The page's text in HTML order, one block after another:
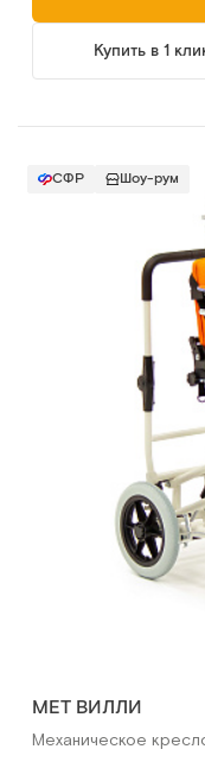
Купить в 1
СФР Шоу-рум
MET ВИЛЛИ
Механическое